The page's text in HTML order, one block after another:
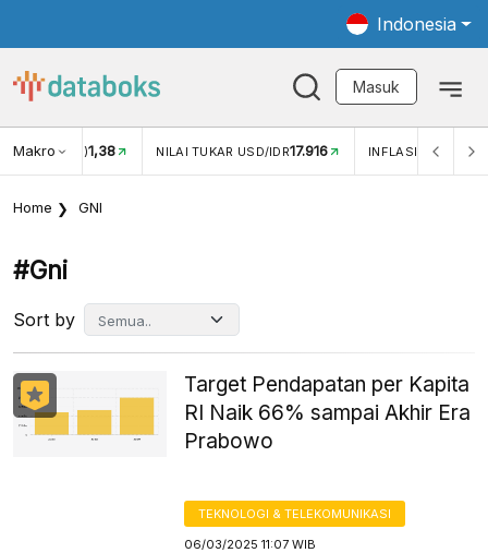
Indonesia
Masuk
Makro
USD/IDR 17.916 INFLASI YOY (JUL)2,88% INFLASI MOM (JUL)
Home GNI
#gni
Sort by
Target Pendapatan per Kapita
RI Naik 66% sampai Akhir Era
Prabowo
TEKNOLOGI & TELEKOMUNIKASI
06/03/2025 11:07 WIB